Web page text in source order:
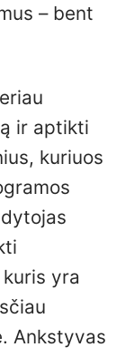
– bent
ir aptikti
kuriuos
yra
Ankstyvas